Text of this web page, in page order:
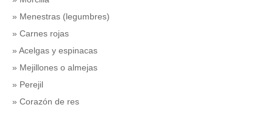
Menestras (legumbres)
Carnes rojas
Acelgas y espinacas
Mejillones o almejas
Perejil
Corazón de res